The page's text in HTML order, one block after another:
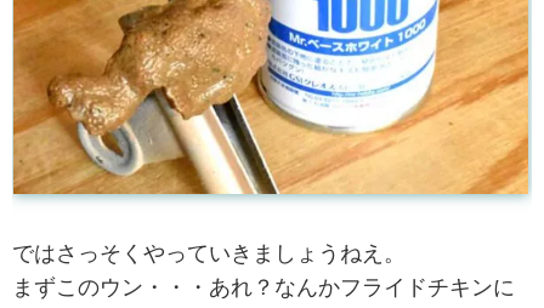
ではさっそくやっていきましょうねえ。
まずこのウン・・・あれ？なんかフライドチキンに